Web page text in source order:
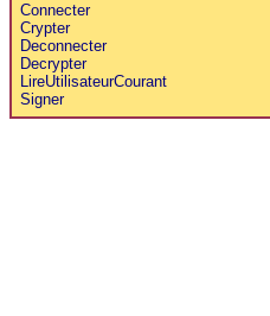
Connecter
Crypter
Deconnecter
Decrypter
LireUtilisateurCourant
Signer